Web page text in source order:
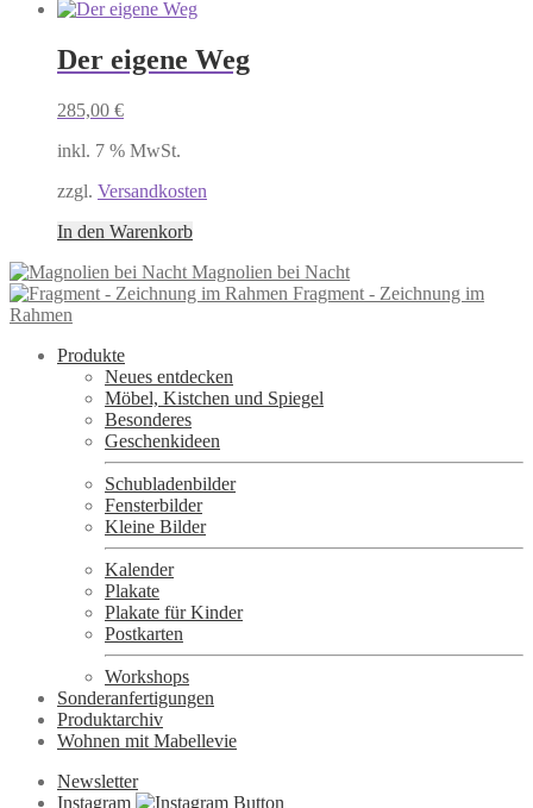
Der eigene Weg
285,00 €
inkl. 7 % MwSt.
zzgl. Versandkosten
In den Warenkorb
Magnolien bei Nacht
Fragment - Zeichnung im
Rahmen
Produkte
Neues entdecken
Möbel, Kistchen und Spiegel
Besonderes
Geschenkideen
Schubladenbilder
Fensterbilder
Kleine Bilder
Kalender
Plakate
Plakate für Kinder
Postkarten
Workshops
Sonderanfertigungen
Produktarchiv
Wohnen mit Mabellevie
Newsletter
Instagram